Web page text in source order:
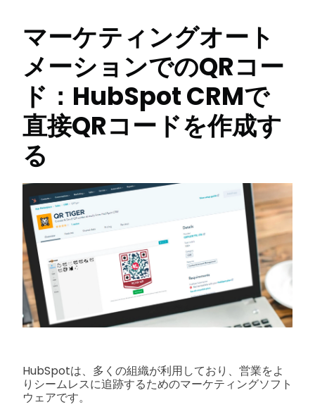
マーケティングオート
メーションでのQRコー
ド：HubSpot CRMで
直接QRコードを作成す
る
HubSpotは、多くの組織が利用しており、営業をよ
りシームレスに追跡するためのマーケティングソフト
ウェアです。